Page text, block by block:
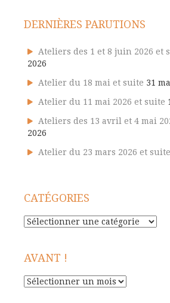
DERNIÈRES PARUTIONS
Ateliers des 1 et 8 juin 2026 et
2026
Atelier du 18 mai et suite 31
Atelier du 11 mai 2026 et suite
Ateliers des 13 avril et 4 mai
2026
Atelier du 23 mars 2026 et suite
CATÉGORIES
Catégories
AVANT !
Avant